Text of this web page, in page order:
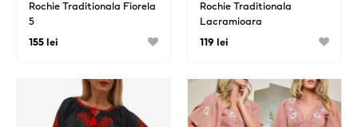
Rochie Traditionala Fiorela
5
155 lei
Rochie Traditionala
Lacramioara
119 lei